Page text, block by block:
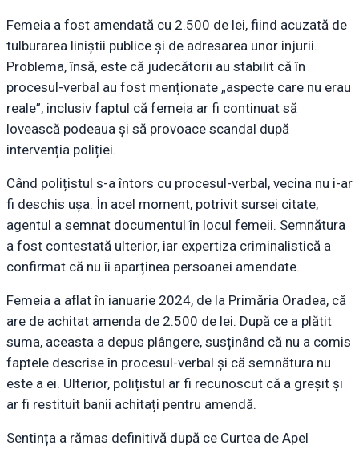
Femeia a fost amendată cu 2.500 de lei, fiind acuzată de
tulburarea liniștii publice și de adresarea unor injurii.
Problema, însă, este că judecătorii au stabilit că în
procesul-verbal au fost menționate „aspecte care nu erau
reale”, inclusiv faptul că femeia ar fi continuat să
lovească podeaua și să provoace scandal după
intervenția poliției.
Când polițistul s-a întors cu procesul-verbal, vecina nu i-ar
fi deschis ușa. În acel moment, potrivit sursei citate,
agentul a semnat documentul în locul femeii. Semnătura
a fost contestată ulterior, iar expertiza criminalistică a
confirmat că nu îi aparținea persoanei amendate.
Femeia a aflat în ianuarie 2024, de la Primăria Oradea, că
are de achitat amenda de 2.500 de lei. După ce a plătit
suma, aceasta a depus plângere, susținând că nu a comis
faptele descrise în procesul-verbal și că semnătura nu
este a ei. Ulterior, polițistul ar fi recunoscut că a greșit și
ar fi restituit banii achitați pentru amendă.
Sentința a rămas definitivă după ce Curtea de Apel